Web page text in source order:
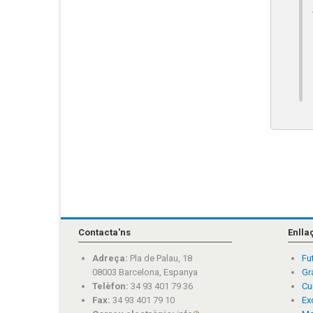
Contacta'ns
Adreça: Pla de Palau, 18
08003 Barcelona, Espanya
Telèfon: 34 93 401 79 36
Fax: 34 93 401 79 10